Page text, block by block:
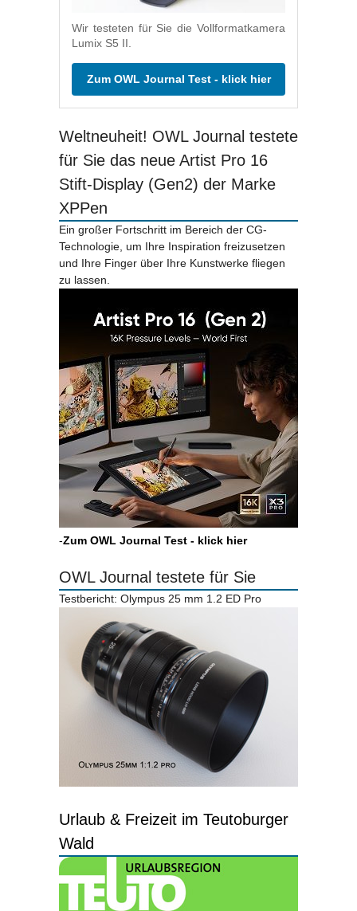
Wir testeten für Sie die Vollformatkamera
Lumix S5 II.
Zum OWL Journal Test - klick hier
Weltneuheit! OWL Journal testete
für Sie das neue Artist Pro 16
Stift-Display (Gen2) der Marke
XPPen
Ein großer Fortschritt im Bereich der CG-
Technologie, um Ihre Inspiration freizusetzen
und Ihre Finger über Ihre Kunstwerke fliegen
zu lassen.
-Zum OWL Journal Test - klick hier
OWL Journal testete für Sie
Testbericht: Olympus 25 mm 1.2 ED Pro
Urlaub & Freizeit im Teutoburger
Wald